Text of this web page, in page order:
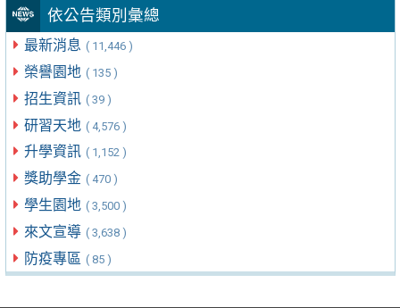
依公告類別彙總
最新消息 ( 11,446 )
榮譽園地 ( 135 )
招生資訊 ( 39 )
研習天地 ( 4,576 )
升學資訊 ( 1,152 )
獎助學金 ( 470 )
學生園地 ( 3,500 )
來文宣導 ( 3,638 )
防疫專區 ( 85 )